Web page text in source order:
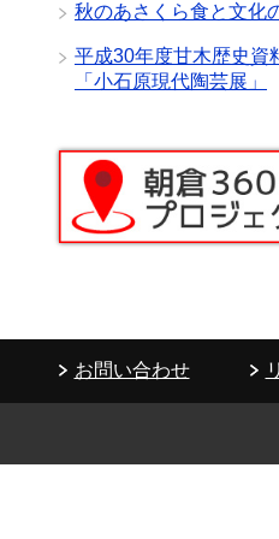
秋のあさくら食と文化
平成30年度甘木歴史資
「小石原現代陶芸展」
お問い合わせ